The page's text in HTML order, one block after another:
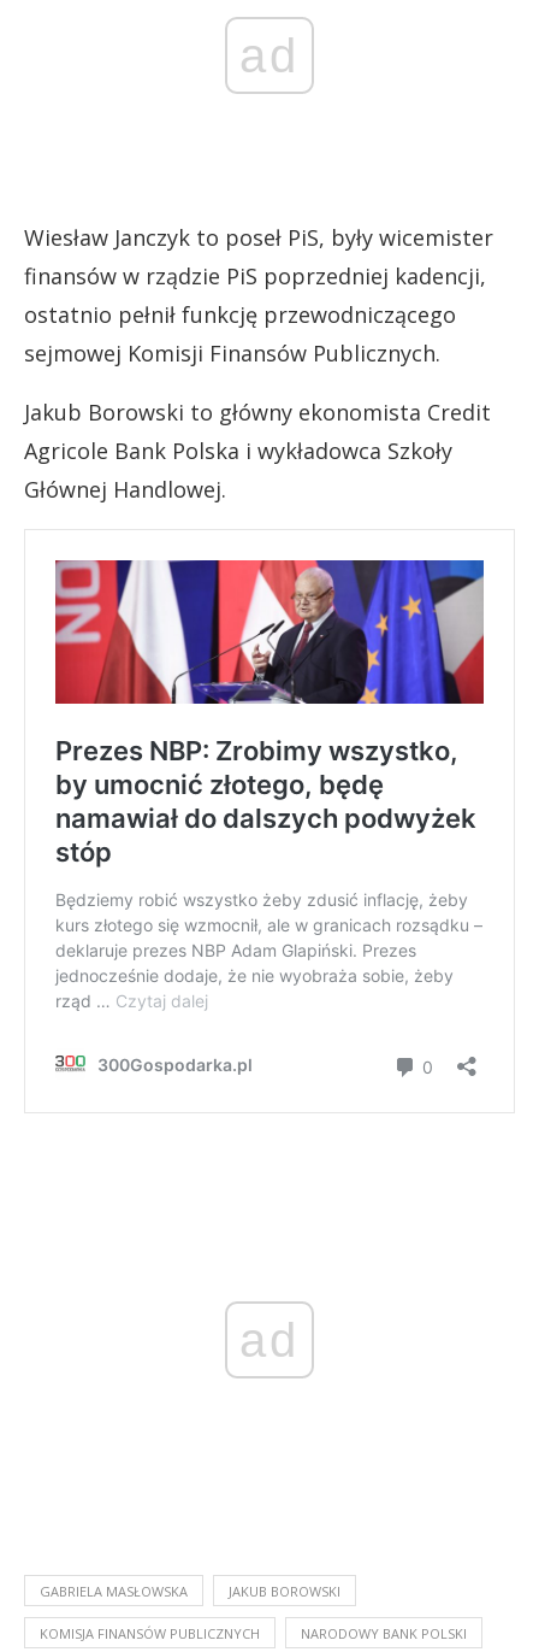
ad
Wiesław Janczyk to poseł PiS, były wicemister
finansów w rządzie PiS poprzedniej kadencji,
ostatnio pełnił funkcję przewodniczącego
sejmowej Komisji Finansów Publicznych.
Jakub Borowski to główny ekonomista Credit
Agricole Bank Polska i wykładowca Szkoły
Głównej Handlowej.
ad
GABRIELA MASŁOWSKA JAKUB BOROWSKI
KOMISJA FINANSÓW PUBLICZNYCH NARODOWY BANK POLSKI